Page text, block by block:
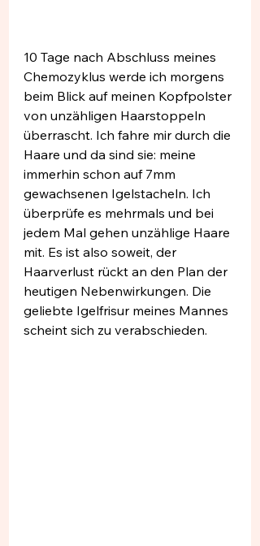
10 Tage nach Abschluss meines
Chemozyklus werde ich morgens
beim Blick auf meinen Kopfpolster
von unzähligen Haarstoppeln
überrascht. Ich fahre mir durch die
Haare und da sind sie: meine
immerhin schon auf 7mm
gewachsenen Igelstacheln. Ich
überprüfe es mehrmals und bei
jedem Mal gehen unzählige Haare
mit. Es ist also soweit, der
Haarverlust rückt an den Plan der
heutigen Nebenwirkungen. Die
geliebte Igelfrisur meines Mannes
scheint sich zu verabschieden.